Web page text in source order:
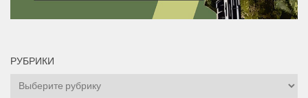
РУБРИКИ
Рубрики